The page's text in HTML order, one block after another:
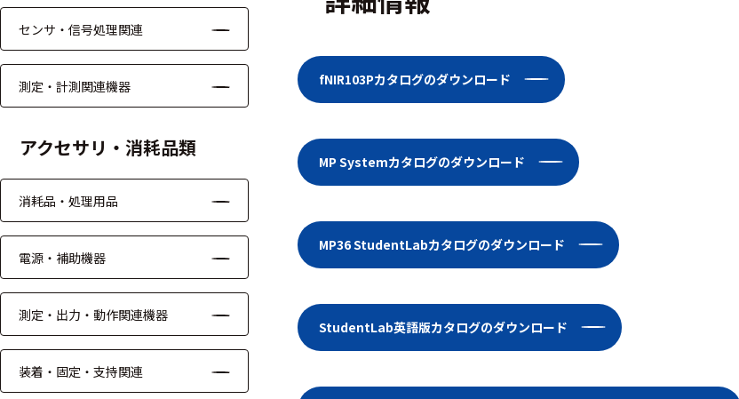
る
る
センサ・信号処理関連
測定・計測関連機器
アクセサリ・消耗品類
消耗品・処理用品
電源・補助機器
測定・出力・動作関連機器
装着・固定・支持関連
fNIR103Pカタログのダウンロード
MP Systemカタログのダウンロード
MP36 StudentLabカタログのダウンロード
StudentLab英語版カタログのダウンロード